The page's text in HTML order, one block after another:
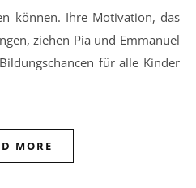
können. Ihre Motivation, das
ziehen Pia und Emmanuel
für alle Kinder
MORE